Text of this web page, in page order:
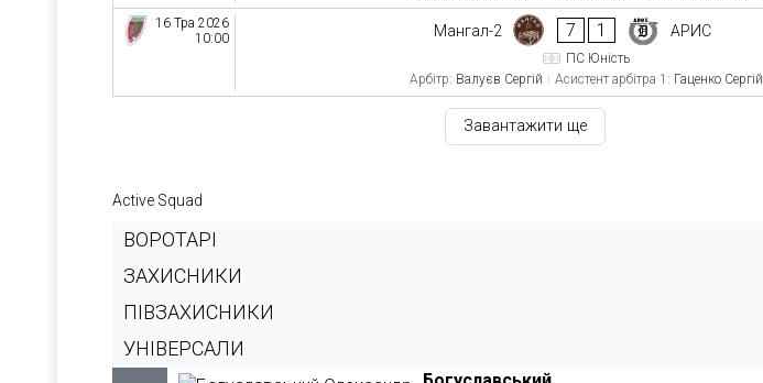
16 Тра 2026
10:00
Мангал-2 7 1 АРИС
ПС Юність
Арбітр: Валуєв Сергій Асистент арбітра 1: Гаценко Сергій
Завантажити ще
Active Squad
ВОРОТАРІ
ЗАХИСНИКИ
ПІВЗАХИСНИКИ
УНІВЕРСАЛИ